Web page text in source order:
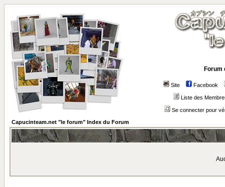
Forum
Site Facebook
Liste des
Se connecter pour
Capucinteam.net "le forum" Index du Forum